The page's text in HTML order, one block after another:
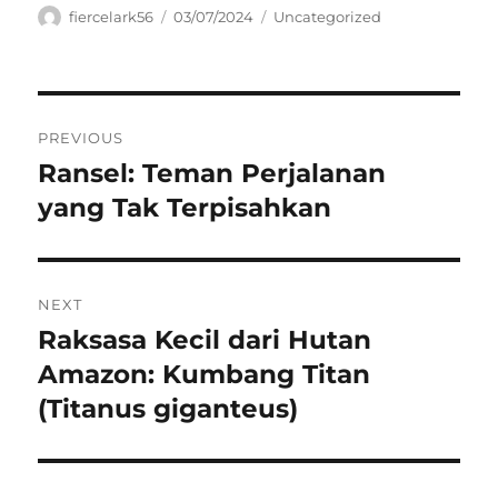
Author
fiercelark56
Posted
03/07/2024 Categories
Uncategorized
pos
PREVIOUS
Previous
post:
Ransel: Teman Perjalanan
yang Tak Terpisahkan
NEXT
Next
post:
Raksasa Kecil dari Hutan
Amazon: Kumbang Titan
(Titanus giganteus)